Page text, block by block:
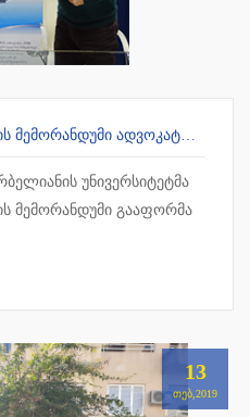
ᲣᲠᲗᲘᲔᲠᲗᲗᲐᲜᲐᲛᲨᲠᲝᲛᲚᲝᲑᲘᲡ ᲛᲔᲛᲝᲠᲐᲜᲓᲣᲛᲘ ᲐᲓᲕᲝᲙᲐᲢᲗᲐ ᲡᲐᲙᲕᲐᲚᲘᲤᲘᲙᲐᲪᲘᲝ ᲒᲐᲛᲝᲪᲓᲔᲑᲘᲡ ᲛᲝᲡᲐᲛᲖᲐᲓᲔᲑᲔᲚ ᲪᲔᲜᲢᲠᲗᲐᲜ
უნივერსიტეტმა
მემორანდუმი გააფორმა
გამოცდების
13
ᲗᲔᲑ,2019